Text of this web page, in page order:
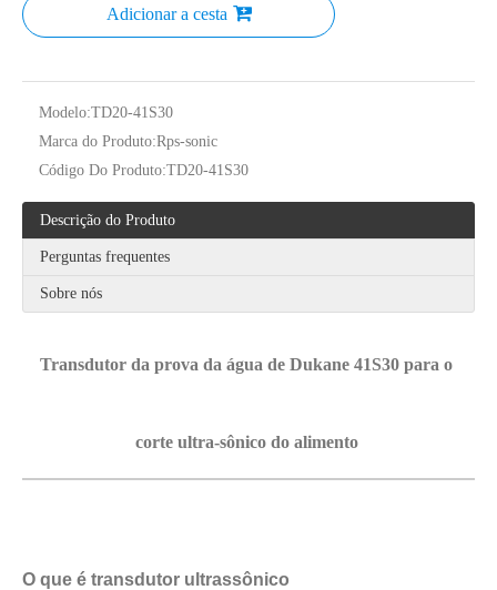
Atualmente, a pesquisa sobre a extração de antioxidantes e
Adicionar a cesta
Modelo:TD20-41S30
Marca do Produto:Rps-sonic
Código Do Produto:TD20-41S30
Descrição do Produto
Perguntas frequentes
Sobre nós
Transdutor da prova da água de Dukane 41S30 para o
corte ultra-sônico do alimento
O que é transdutor ultrassônico